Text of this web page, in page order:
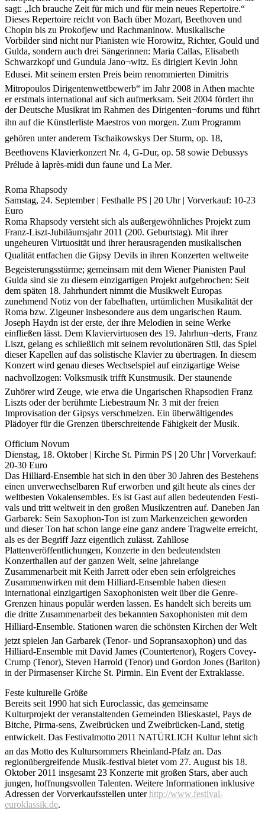
sagt: „Ich brauche Zeit für mich und für mein neues Repertoire.“
Dieses Repertoire reicht von Bach über Mozart, Beethoven und
Chopin bis zu Prokofjew und Rachmaninow. Musikalische
Vorbilder sind nicht nur Pianisten wie Horowitz, Richter, Gould und
Gulda, sondern auch drei Sängerinnen: Maria Callas, Elisabeth
Schwarzkopf und Gundula Jano¬witz. Es dirigiert Kevin John
Edusei. Mit seinem ersten Preis beim renommierten Dimitris
Mitropoulos Dirigentenwettbewerb“ im Jahr 2008 in Athen machte
er erstmals international auf sich aufmerksam. Seit 2004 fördert ihn
der Deutsche Musikrat im Rahmen des Dirigenten¬forums und führt
ihn auf die Künstlerliste Maestros von morgen. Zum Programm
gehören unter anderem Tschaikowskys Der Sturm, op. 18,
Beethovens Klavierkonzert Nr. 4, G-Dur, op. 58 sowie Debussys
Prélude à laprès-midi dun faune und La Mer.
Roma Rhapsody
Samstag, 24. September | Festhalle PS | 20 Uhr | Vorverkauf: 10-23
Euro
Roma Rhapsody versteht sich als außergewöhnliches Projekt zum
Franz-Liszt-Jubiläumsjahr 2011 (200. Geburtstag). Mit ihrer
ungeheuren Virtuosität und ihrer herausragenden musikalischen
Qualität entfachen die Gipsy Devils in ihren Konzerten weltweite
Begeisterungsstürme; gemeinsam mit dem Wiener Pianisten Paul
Gulda sind sie zu diesem einzigartigen Projekt aufgebrochen: Seit
dem späten 18. Jahrhundert nimmt die Musikwelt Europas
zunehmend Notiz von der fabelhaften, urtümlichen Musikalität der
Roma bzw. Zigeuner insbesondere aus dem ungarischen Raum.
Joseph Haydn ist der erste, der ihre Melodien in seine Werke
einfließen lässt. Dem Klaviervirtuosen des 19. Jahrhun¬derts, Franz
Liszt, gelang es schließlich mit seinem revolutionären Stil, das Spiel
dieser Kapellen auf das solistische Klavier zu übertragen. In diesem
Konzert wird genau dieses Wechselspiel auf einzigartige Weise
nachvollzogen: Volksmusik trifft Kunstmusik. Der staunende
Zuhörer wird Zeuge, wie etwa die Ungarischen Rhapsodien Franz
Liszts oder der berühmte Liebestraum Nr. 3 mit der freien
Improvisation der Gipsys verschmelzen. Ein überwältigendes
Plädoyer für die Grenzen überschreitende Fähigkeit der Musik.
Officium Novum
Dienstag, 18. Oktober | Kirche St. Pirmin PS | 20 Uhr | Vorverkauf:
20-30 Euro
Das Hilliard-Ensemble hat sich in den über 30 Jahren des Bestehens
einen unverwechselbaren Ruf erworben und gilt heute als eines der
weltbesten Vokalensembles. Es ist Gast auf allen bedeutenden Festi-
vals und tritt weltweit in den großen Musikzentren auf. Daneben Jan
Garbarek: Sein Saxophon-Ton ist zum Markenzeichen geworden
und dieser Ton hat schon lange eine ganz andere Tragweite erreicht,
als es der Begriff Jazz eigentlich zulässt. Zahllose
Plattenveröffentlichungen, Konzerte in den bedeutendsten
Konzerthallen auf der ganzen Welt, seine jahrelange
Zusammenarbeit mit Keith Jarrett oder eben sein erfolgreiches
Zusammenwirken mit dem Hilliard-Ensemble haben diesen
international einzigartigen Saxophonisten weit über die Genre-
Grenzen hinaus populär werden lassen. Es handelt sich bereits um
die dritte Zusammenarbeit des bekannten Saxophonisten mit dem
Hilliard-Ensemble. Stationen waren die schönsten Kirchen der Welt 
jetzt spielen Jan Garbarek (Tenor- und Sopransaxophon) und das
Hilliard-Ensemble mit David James (Countertenor), Rogers Covey-
Crump (Tenor), Steven Harrold (Tenor) und Gordon Jones (Bariton)
in der Pirmasenser Kirche St. Pirmin. Ein Event der Extraklasse.
Feste kulturelle Größe
Bereits seit 1990 hat sich Euroclassic, das gemeinsame
Kulturprojekt der veranstaltenden Gemeinden Blieskastel, Pays de
Bitche, Pirma-sens, Zweibrücken und Zweibrücken-Land, stetig
entwickelt. Das Festivalmotto 2011 NATÜRLICH Kultur lehnt sich
an das Motto des Kultursommers Rheinland-Pfalz an. Das
regionübergreifende Musik-festival bietet vom 27. August bis 18.
Oktober 2011 insgesamt 23 Konzerte mit großen Stars, aber auch
jungen, hoffnungsvollen Talenten. Weitere Informationen inklusive
Adressen der Vorverkaufsstellen unterhttp://www.festival-
euroklassik.de.